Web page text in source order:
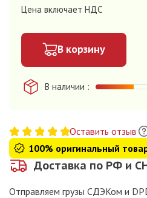
Цена включает НДС
В корзину
В наличии
Оставить отзыв
100% оригинальный
Доставка по РФ и
Отправляем грузы СДЭКом и